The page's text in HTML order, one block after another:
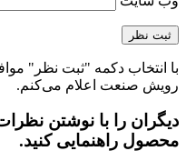
با انتخاب دکمه "ثبت نظر"
رویش صنعت اعلام می‌کنم.
دیگران را با نوشتن
محصول راهنمایی کنید.